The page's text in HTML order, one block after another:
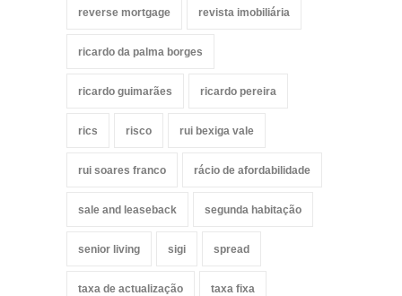
reverse mortgage revista imobiliária
ricardo da palma borges
ricardo guimarães ricardo pereira
rics risco rui bexiga vale
rui soares franco rácio de afordabilidade
sale and leaseback segunda habitação
senior living sigi spread
taxa de actualização taxa fixa